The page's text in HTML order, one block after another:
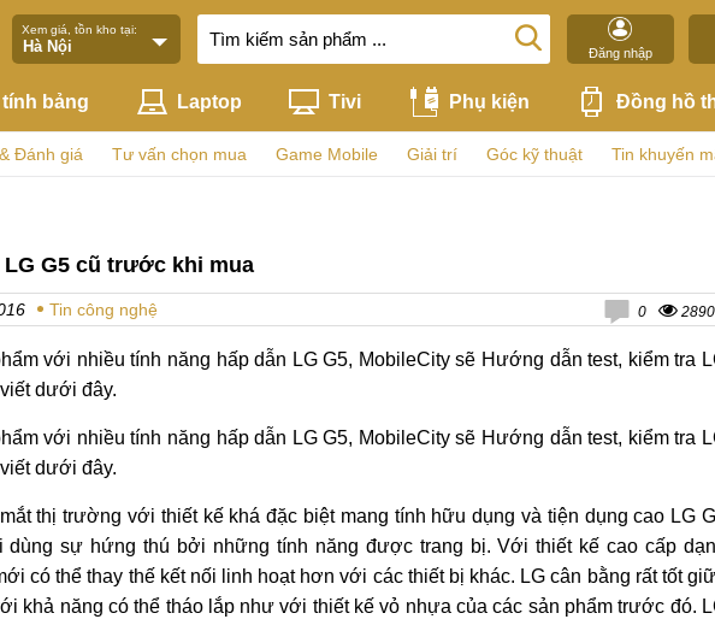
Xem giá, tồn kho tại:
Đăng nhập
tính bảng Laptop Tivi Phụ kiện Đồng hồ
Đánh giá Tư vấn chọn mua Game Mobile Giải trí Góc kỹ thuật Tin khuyến
G5 cũ trước khi mua
Tin công nghệ 0 2890
với nhiều tính năng hấp dẫn LG G5, MobileCity sẽ Hướng dẫn test, kiểm tra
dưới đây.
với nhiều tính năng hấp dẫn LG G5, MobileCity sẽ Hướng dẫn test, kiểm tra
dưới đây.
thị trường với thiết kế khá đặc biệt mang tính hữu dụng và tiện dụng cao LG
sự hứng thú bởi những tính năng được trang bị. Với thiết kế cao cấp
có thể thay thế kết nối linh hoạt hơn với các thiết bị khác. LG cân bằng rất tốt
khả năng có thể tháo lắp như với thiết kế vỏ nhựa của các sản phẩm trước đó.